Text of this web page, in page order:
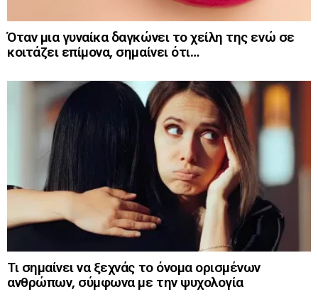
Όταν μια γυναίκα δαγκώνει το χείλη της ενώ σε
κοιτάζει επίμονα, σημαίνει ότι…
Τι σημαίνει να ξεχνάς το όνομα ορισμένων
ανθρώπων, σύμφωνα με την ψυχολογία